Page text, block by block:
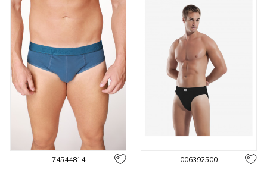
74544814 006392500